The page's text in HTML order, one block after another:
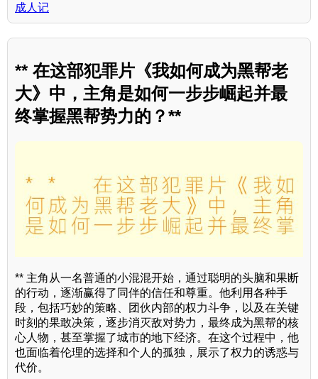
成人记
** 在这部犯罪片《我如何成为黑帮老
大》中，主角是如何一步步崛起并最
终掌握黑帮势力的？**
** 主角从一名普通的小混混开始，通过聪明的头脑和果断
的行动，逐渐赢得了同伴的信任和尊重。他利用各种手
段，包括巧妙的策略、团伙内部的权力斗争，以及在关键
时刻的果敢决策，逐步消灭敌对势力，最终成为黑帮的核
心人物，甚至掌握了城市的地下经济。在这个过程中，他
也面临着伦理的选择和个人的孤独，展示了权力的诱惑与
代价。